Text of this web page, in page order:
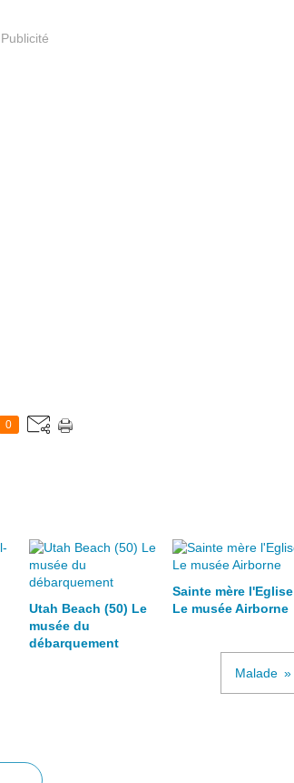
Publicité
0
Utah Beach (50) Le
musée du
débarquement
Sainte mère l'Eglise
Le musée Airborne
Malade